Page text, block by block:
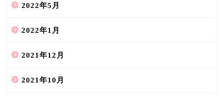
2022年5月
2022年1月
2021年12月
2021年10月